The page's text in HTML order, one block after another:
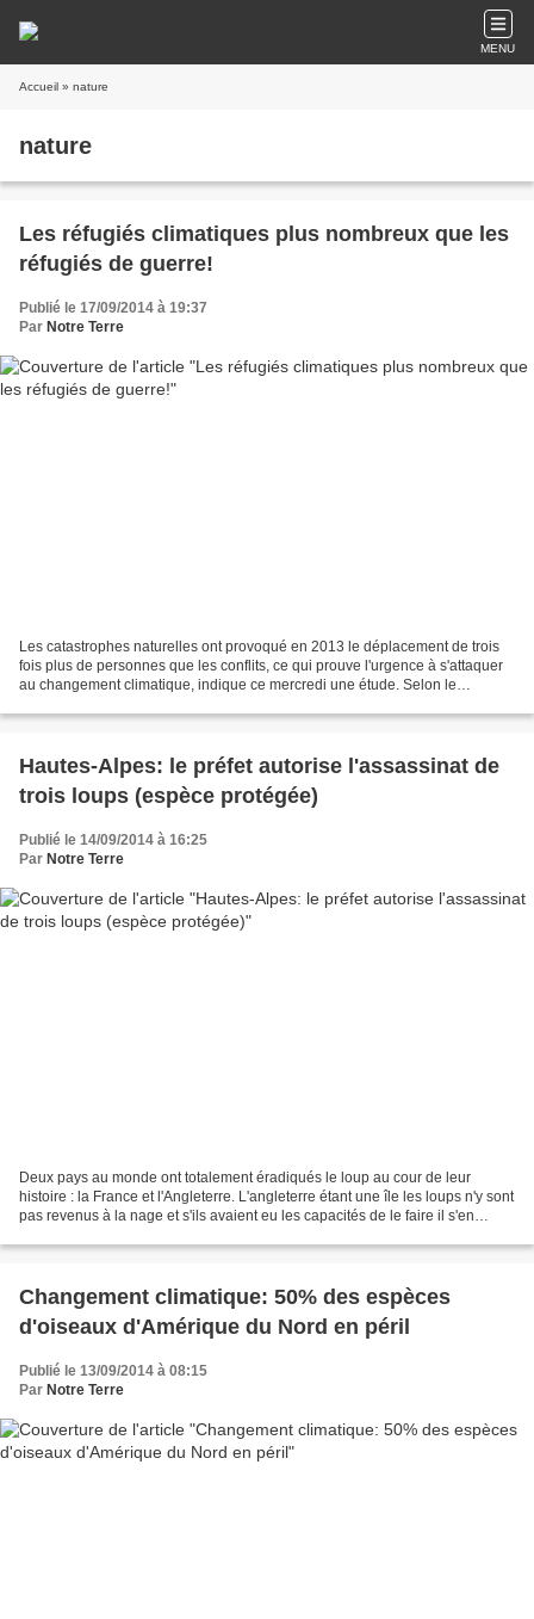
MENU
Accueil » nature
nature
Les réfugiés climatiques plus nombreux que les
réfugiés de guerre!
Publié le 17/09/2014 à 19:37
Par Notre Terre
Les catastrophes naturelles ont provoqué en 2013 le déplacement de trois
fois plus de personnes que les conflits, ce qui prouve l'urgence à s'attaquer
au changement climatique, indique ce mercredi une étude. Selon le
Hautes-Alpes: le préfet autorise l'assassinat de
trois loups (espèce protégée)
Publié le 14/09/2014 à 16:25
Par Notre Terre
Deux pays au monde ont totalement éradiqués le loup au cour de leur
histoire : la France et l'Angleterre. L'angleterre étant une île les loups n'y sont
pas revenus à la nage et s'ils avaient eu les capacités de le faire il s'en
Changement climatique: 50% des espèces
d'oiseaux d'Amérique du Nord en péril
Publié le 13/09/2014 à 08:15
Par Notre Terre